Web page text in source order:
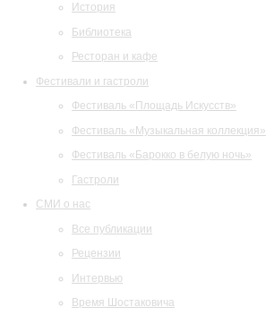
История
Библиотека
Ресторан и кафе
Фестивали и гастроли
Фестиваль «Площадь Искусств»
Фестиваль «Музыкальная коллекция»
Фестиваль «Барокко в белую ночь»
Гастроли
СМИ о нас
Все публикации
Рецензии
Интервью
Время Шостаковича